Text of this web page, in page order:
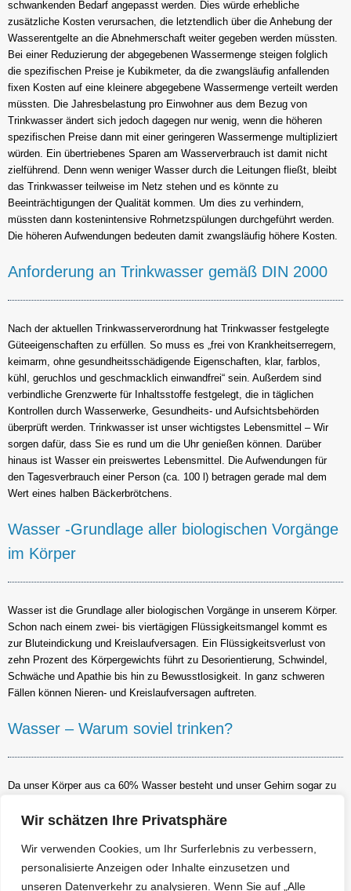
Wir schätzen Ihre Privatsphäre
Wir verwenden Cookies, um Ihr Surferlebnis zu verbessern,
personalisierte Anzeigen oder Inhalte einzusetzen und
unseren Datenverkehr zu analysieren. Wenn Sie auf „Alle
schwankenden Bedarf angepasst werden. Dies würde erhebliche
zusätzliche Kosten verursachen, die letztendlich über die Anhebung der
Wasserentgelte an die Abnehmerschaft weiter gegeben werden müssten.
Bei einer Reduzierung der abgegebenen Wassermenge steigen folglich
die spezifischen Preise je Kubikmeter, da die zwangsläufig anfallenden
fixen Kosten auf eine kleinere abgegebene Wassermenge verteilt werden
müssten. Die Jahresbelastung pro Einwohner aus dem Bezug von
Trinkwasser ändert sich jedoch dagegen nur wenig, wenn die höheren
spezifischen Preise dann mit einer geringeren Wassermenge multipliziert
würden. Ein übertriebenes Sparen am Wasserverbrauch ist damit nicht
zielführend. Denn wenn weniger Wasser durch die Leitungen fließt, bleibt
das Trinkwasser teilweise im Netz stehen und es könnte zu
Beeinträchtigungen der Qualität kommen. Um dies zu verhindern,
müssten dann kostenintensive Rohrnetzspülungen durchgeführt werden.
Die höheren Aufwendungen bedeuten damit zwangsläufig höhere Kosten.
Anforderung an Trinkwasser gemäß DIN 2000
Nach der aktuellen Trinkwasserverordnung hat Trinkwasser festgelegte
Güteeigenschaften zu erfüllen. So muss es „frei von Krankheitserregern,
keimarm, ohne gesundheitsschädigende Eigenschaften, klar, farblos,
kühl, geruchlos und geschmacklich einwandfrei“ sein. Außerdem sind
verbindliche Grenzwerte für Inhaltsstoffe festgelegt, die in täglichen
Kontrollen durch Wasserwerke, Gesundheits- und Aufsichtsbehörden
überprüft werden. Trinkwasser ist unser wichtigstes Lebensmittel – Wir
sorgen dafür, dass Sie es rund um die Uhr genießen können. Darüber
hinaus ist Wasser ein preiswertes Lebensmittel. Die Aufwendungen für
den Tagesverbrauch einer Person (ca. 100 l) betragen gerade mal dem
Wert eines halben Bäckerbrötchens.
Wasser -Grundlage aller biologischen Vorgänge
im Körper
Wasser ist die Grundlage aller biologischen Vorgänge in unserem Körper.
Schon nach einem zwei- bis viertägigen Flüssigkeitsmangel kommt es
zur Bluteindickung und Kreislaufversagen. Ein Flüssigkeitsverlust von
zehn Prozent des Körpergewichts führt zu Desorientierung, Schwindel,
Schwäche und Apathie bis hin zu Bewusstlosigkeit. In ganz schweren
Fällen können Nieren- und Kreislaufversagen auftreten.
Wasser – Warum soviel trinken?
Da unser Körper aus ca 60% Wasser besteht und unser Gehirn sogar zu
Einige Folgen von chronischem Wassermangel äußern sich in typischen
Kopfweh
Magenschmerzen
Verstopfung